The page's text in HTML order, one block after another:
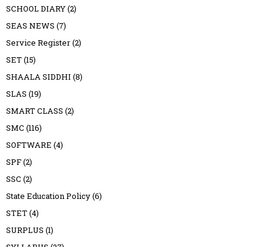
SCHOOL DIARY(2)
SEAS NEWS (7)
Service Register(2)
SET(15)
SHAALA SIDDHI (8)
SLAS (19)
SMART CLASS (2)
SMC (116)
SOFTWARE (4)
SPF(2)
SSC (2)
State Education Policy(6)
STET(4)
SURPLUS (1)